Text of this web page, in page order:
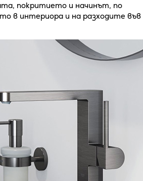
покритието и начинът, по
в интериора и на разходите във